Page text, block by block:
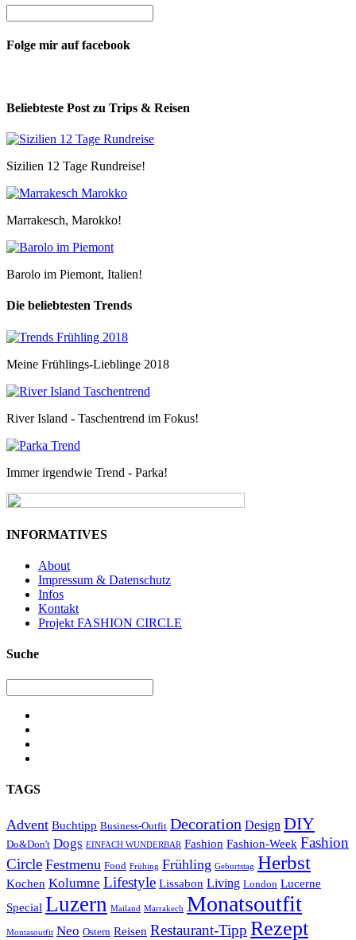
Folge mir auf facebook
Beliebteste Post zu Trips & Reisen
Sizilien 12 Tage Rundreise!
Marrakesch, Marokko!
Barolo im Piemont, Italien!
Die beliebtesten Trends
Meine Frühlings-Lieblinge 2018
River Island - Taschentrend im Fokus!
Immer irgendwie Trend - Parka!
INFORMATIVES
About
Impressum & Datenschutz
Infos
Kontakt
Projekt FASHION CIRCLE
Suche
TAGS
Advent Buchtipp Business-Outfit Decoration Design DIY
Do&Don't Dogs EINFACH WUNDERBAR Fashion Fashion-Week Fashion
Circle Festmenu Food Frühing Frühling Geburtstag Herbst
Kochen Kolumne Lifestyle Lissabon Living London Lucerne
Special Luzern Mailand Marrakech Monatsoutfit
Montasoutfit Neo Ostern Reisen Restaurant-Tipp Rezept